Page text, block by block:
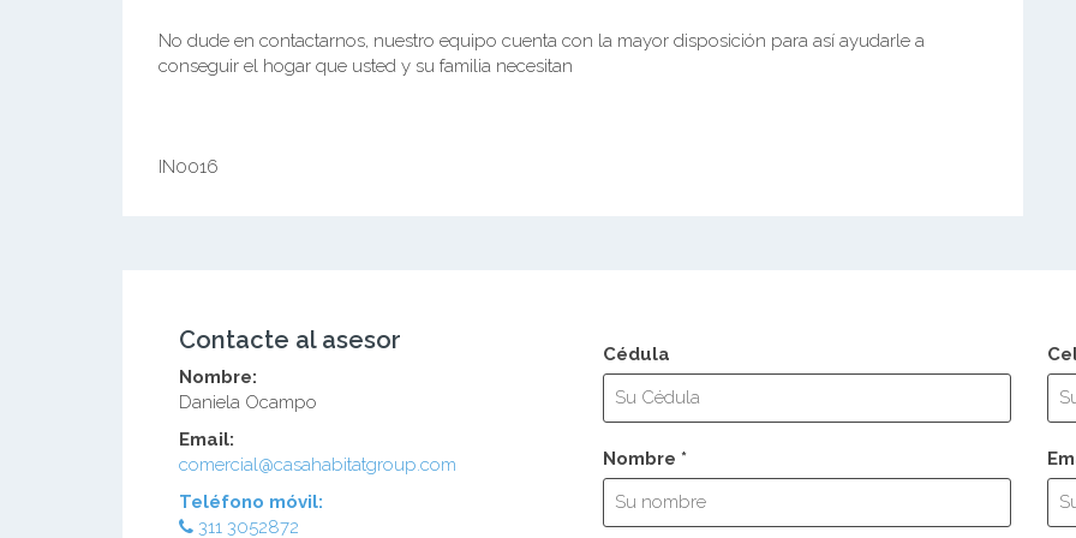
No dude en contactarnos, nuestro equipo cuenta con la mayor disposición para así ayudarle a
conseguir el hogar que usted y su familia necesitan
IN0016
Contacte al asesor
Nombre:
Daniela Ocampo
Email:
comercial@casahabitatgroup.com
Teléfono móvil:
311 3052872
Cédula
Nombre *